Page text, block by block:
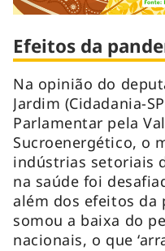
Efeitos da
Na opinião do
Jardim (Cidadania-
Parlamentar pela
Sucroenergético, o
indústrias setoriais
na saúde foi
além dos efeitos da
somou a baixa do
nacionais, o que